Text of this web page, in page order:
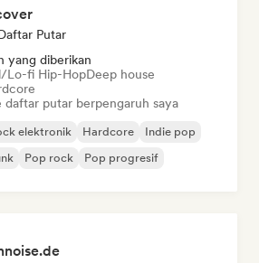
Putar
yang diberikan
Lo-fi Hip-HopDeep house
daftar putar berpengaruh saya
elektronik Hardcore
Indie pop
Pop rock Pop progresif